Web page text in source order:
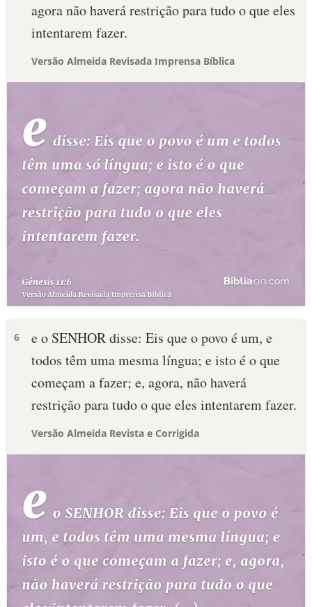
agora não haverá restrição para tudo o que eles
intentarem fazer.
Versão Almeida Revisada Imprensa Bíblica
6
e o SENHOR disse: Eis que o povo é um, e
todos têm uma mesma língua; e isto é o que
começam a fazer; e, agora, não haverá
restrição para tudo o que eles intentarem fazer.
Versão Almeida Revista e Corrigida